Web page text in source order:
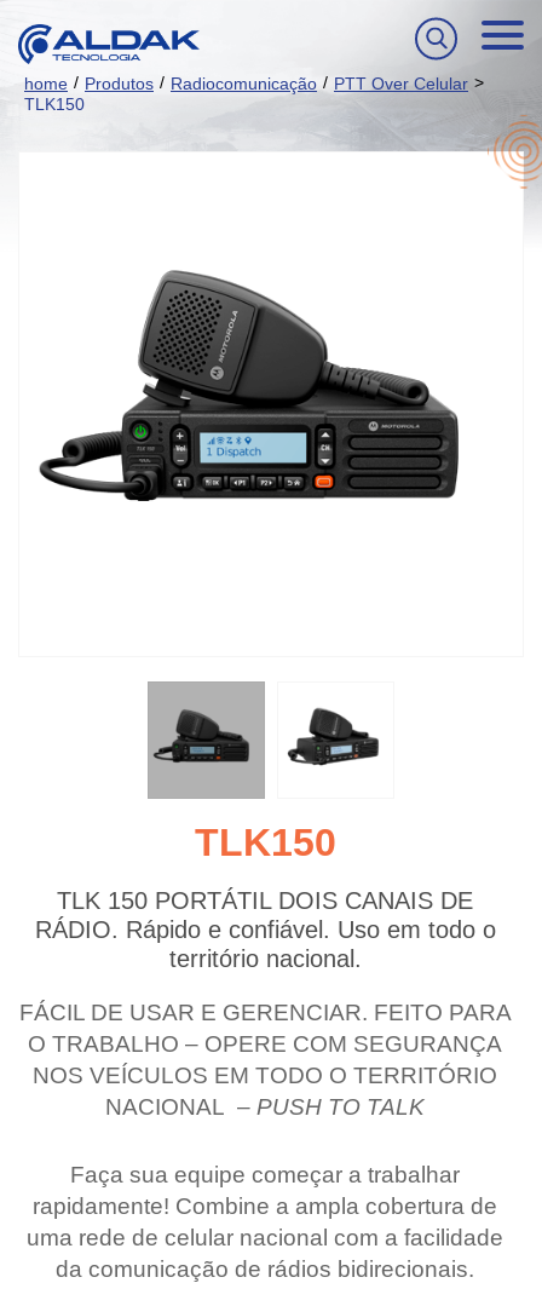
home / Produtos / Radiocomunicação / PTT Over Celular >
TLK150
TLK150
TLK 150 PORTÁTIL DOIS CANAIS DE
RÁDIO. Rápido e confiável. Uso em todo o
território nacional.
FÁCIL DE USAR E GERENCIAR. FEITO PARA
O TRABALHO – OPERE COM SEGURANÇA
NOS VEÍCULOS EM TODO O TERRITÓRIO
NACIONAL – PUSH TO TALK
Faça sua equipe começar a trabalhar
rapidamente! Combine a ampla cobertura de
uma rede de celular nacional com a facilidade
da comunicação de rádios bidirecionais.